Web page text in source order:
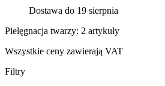
Dostawa do 19 sierpnia
Pielęgnacja twarzy: 2 artykuły
Wszystkie ceny zawierają VAT
Filtry